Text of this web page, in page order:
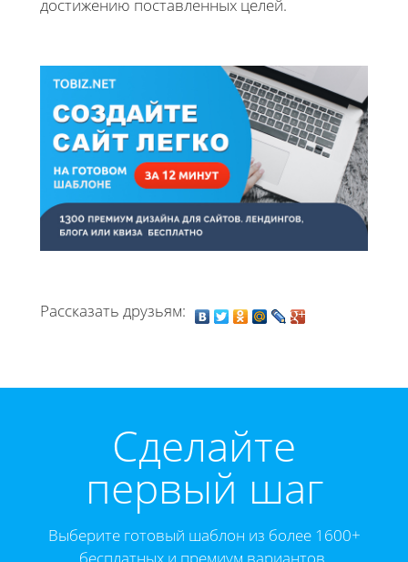
достижению поставленных целей.
Рассказать друзьям:
Cделайте
первый шаг
Выберите готовый шаблон из более 1600+
бесплатных и премиум вариантов.